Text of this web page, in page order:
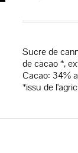
Sucre de
de cacao *,
Cacao: 34%
*issu de